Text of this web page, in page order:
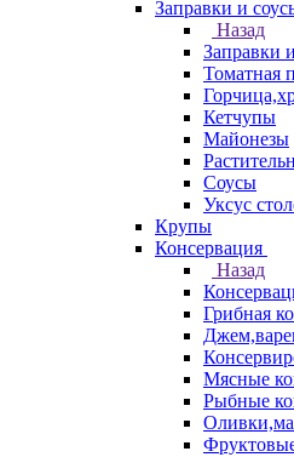
Заправки и
Назад
Заправки
Томатная
Кетчупы
Майонезы
Соусы
Уксус
Крупы
Консервация
Назад
Грибная
Мясные
Рыбные